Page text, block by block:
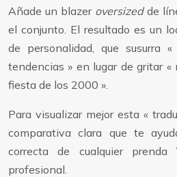
Añade un blazer oversizedde
el conjunto. El resultado es un
de personalidad, que susurra
tendencias » en lugar de gritar «
fiesta de los 2000 ».
Para visualizar mejor esta «
comparativa clara que te
correcta de cualquier
profesional.